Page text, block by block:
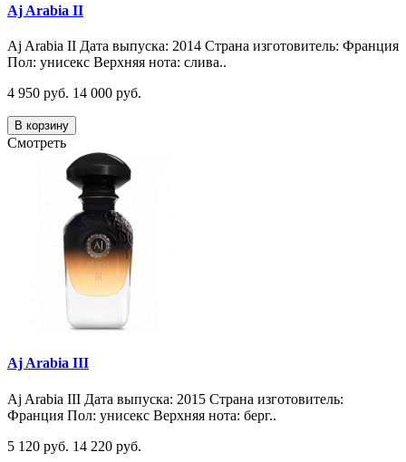
Aj Arabia II
Aj Arabia II Дата выпуска: 2014 Страна изготовитель: Франция
Пол: унисекс Верхняя нота: слива..
4 950 руб. 14 000 руб.
В корзину
Смотреть
Aj Arabia III
Aj Arabia III Дата выпуска: 2015 Страна изготовитель:
Франция Пол: унисекс Верхняя нота: берг..
5 120 руб. 14 220 руб.